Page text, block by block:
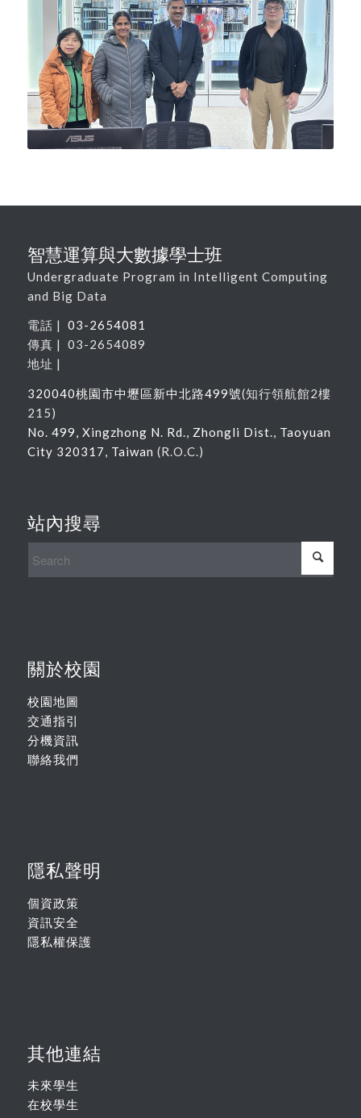
智慧運算與大數據學士班
Undergraduate Program in Intelligent Computing
and Big Data
電話 | 03-2654081
傳真 | 03-2654089
地址 |
320040桃園市中壢區新中北路499號(知行領航館2樓
215)
No. 499, Xingzhong N. Rd., Zhongli Dist., Taoyuan
City 320317, Taiwan (R.O.C.)
站內搜尋
關於校園
校園地圖
交通指引
分機資訊
聯絡我們
隱私聲明
個資政策
資訊安全
隱私權保護
其他連結
未來學生
在校學生